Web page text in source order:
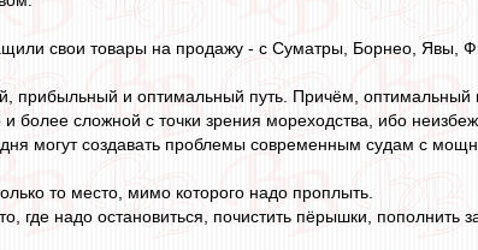
свои товары на продажу - с Суматры, Борнео, Явы,
прибыльный и оптимальный путь. Причём, оптимальный
и более сложной с точки зрения мореходства, ибо
могут создавать проблемы современным судам с
то место, мимо которого надо проплыть.
где надо остановиться, почистить пёрышки, пополнить